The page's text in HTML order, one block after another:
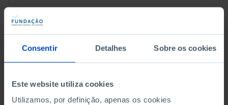
Consentir Detalhes Sobre os cookies
Este website utiliza cookies
Utilizamos, por definição, apenas os cookies
DATA DE INÍCIO
DATA DE FIM